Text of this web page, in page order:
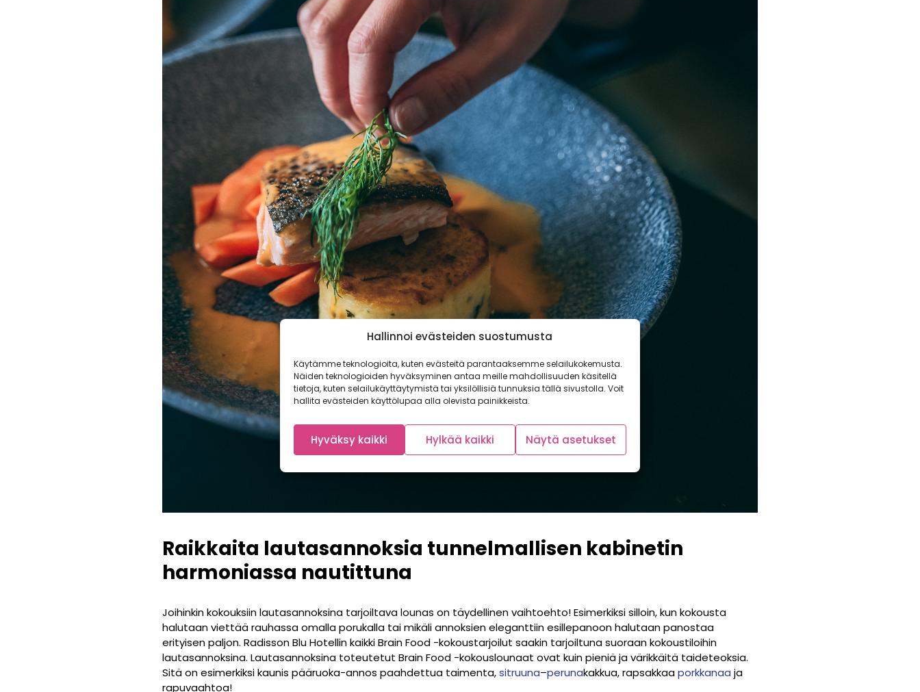
Hallinnoi evästeiden suostumusta
Käytämme teknologioita, kuten evästeitä parantaaksemme selailukokemusta.
Näiden teknologioiden hyväksyminen antaa meille mahdollisuuden käsitellä
tietoja, kuten selailukäyttäytymistä tai yksilöllisiä tunnuksia tällä sivustolla. Voit
hallita evästeiden käyttölupaa alla olevista painikkeista.
Hyväksy kaikki Hylkää kaikki Näytä asetukset
Raikkaita lautasannoksia tunnelmallisen kabinetin
harmoniassa nautittuna
Joihinkin kokouksiin lautasannoksina tarjoiltava lounas on täydellinen vaihtoehto! Esimerkiksi silloin, kun kokousta
halutaan viettää rauhassa omalla porukalla tai mikäli annoksien eleganttiin esillepanoon halutaan panostaa
erityisen paljon. Radisson Blu Hotellin kaikki Brain Food -kokoustarjoilut saakin tarjoiltuna suoraan kokoustiloihin
lautasannoksina. Lautasannoksina toteutetut Brain Food -kokouslounaat ovat kuin pieniä ja värikkäitä taideteoksia.
Sitä on esimerkiksi kaunis pääruoka-annos paahdettua taimenta,sitruuna–perunakakkua, rapsakkaaporkkanaa ja
rapuvaahtoa!